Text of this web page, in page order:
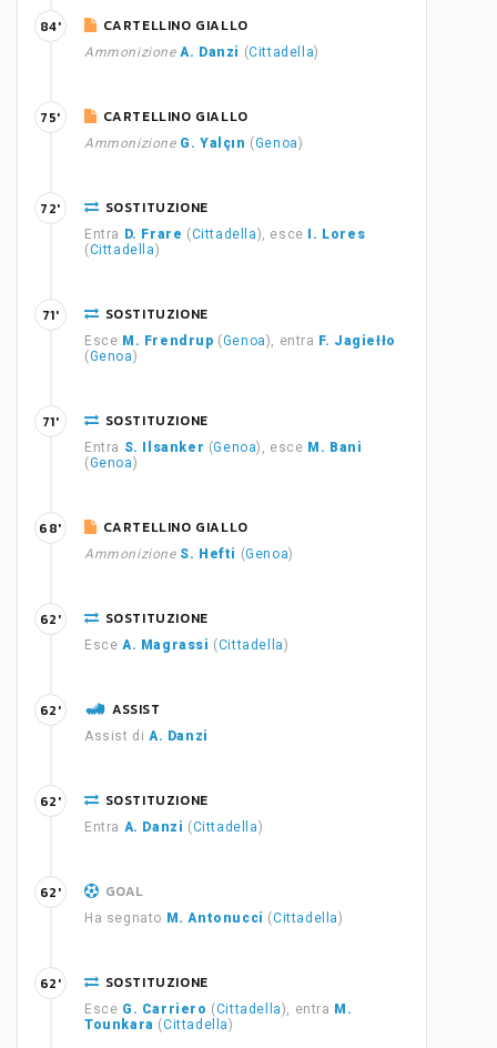
CARTELLINO GIALLO
Ammonizione A. Danzi (Cittadella)
84'
CARTELLINO GIALLO
Ammonizione G. Yalçın (Genoa)
75'
SOSTITUZIONE
Entra D. Frare (Cittadella), esce
I. Lores
(Cittadella)
72'
SOSTITUZIONE
Esce M. Frendrup (Genoa), entra F. Jagiełło
(Genoa)
71'
SOSTITUZIONE
Entra S. Ilsanker (Genoa), esce M. Bani
(Genoa)
71'
CARTELLINO GIALLO
Ammonizione S. Hefti (Genoa)
68'
SOSTITUZIONE
Esce A. Magrassi (Cittadella)
62'
ASSIST
Assist di A. Danzi
62'
SOSTITUZIONE
Entra A. Danzi (Cittadella)
62'
GOAL
Ha segnato M. Antonucci (Cittadella)
62'
SOSTITUZIONE
Esce G. Carriero (Cittadella), entra M.
Tounkara (Cittadella)
62'